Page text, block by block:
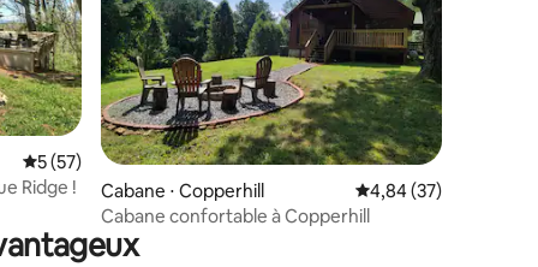
: 4,98 sur 5
Évaluation moyenne sur la base de 57 commentaires : 5 sur 5
5 (57)
Ridge !
Cabane ⋅ Copperhill Évaluation moyenne
4,84 (37)
Cabane confortable à Copperhill